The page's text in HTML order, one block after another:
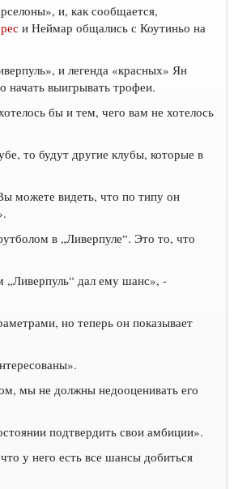
и, как сообщается,
и Неймар общались с Коутиньо на
и легенда «красных» Ян
начать выигрывать трофеи.
бы и тем, чего вам не хотелось
то будут другие клубы, которые в
можете видеть, что по типу он
в „Ливерпуле“. Это то, что
„Ливерпуль“ дал ему шанс», -
но теперь он показывает
мы не должны недооценивать его
подтвердить свои амбиции».
у него есть все шансы добиться